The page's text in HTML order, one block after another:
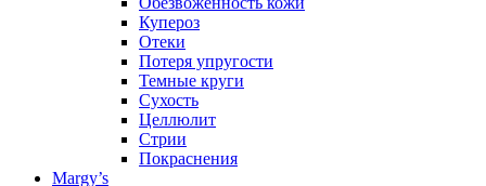
Купероз
Отеки
Потеря упругости
Темные круги
Сухость
Целлюлит
Стрии
Покраснения
Margy’s